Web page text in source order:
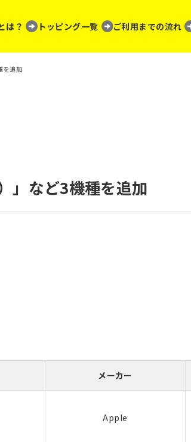
は？ トッピング一覧 ご利用までの流れ
を追加
」など3機種を追加
メーカー
Apple